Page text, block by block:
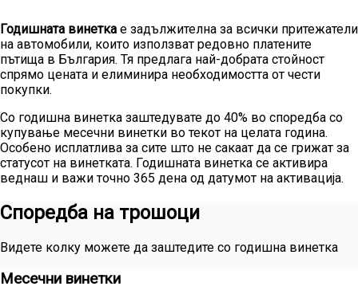
Годишната винетка е задължителна за всички притежатели
на автомобили, които използват редовно платените
пътища в България. Тя предлага най-добрата стойност
спрямо цената и елиминира необходимостта от чести
покупки.
Со годишна винетка заштедувате до 40% во споредба со
купување месечни винетки во текот на целата година.
Особено исплатлива за сите што не сакаат да се грижат за
статусот на винетката. Годишната винетка се активира
веднаш и важи точно 365 дена од датумот на активација.
Споредба на трошоци
Видете колку можете да заштедите со годишна винетка
Месечни винетки